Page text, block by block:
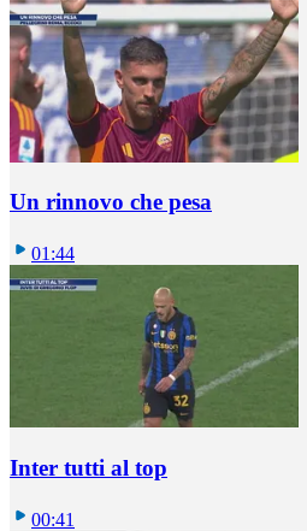
Un rinnovo che pesa
01:44
Inter tutti al top
00:41